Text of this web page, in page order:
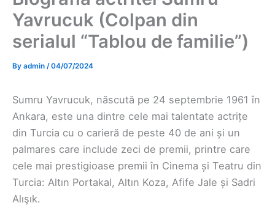
Yavrucuk (Colpan din
serialul “Tablou de familie”)
By admin /04/07/2024
Sumru Yavrucuk, născută pe 24 septembrie 1961 în
Ankara, este una dintre cele mai talentate actrițe
din Turcia cu o carieră de peste 40 de ani și un
palmares care include zeci de premii, printre care
cele mai prestigioase premii în Cinema și Teatru din
Turcia: Altın Portakal, Altın Koza, Afife Jale și Sadri
Alışık.